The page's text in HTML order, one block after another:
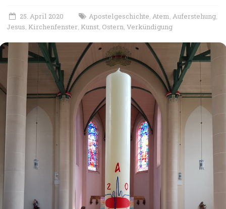
25. April 2020 Apostelgeschichte,Atem,Auferstehung,
Jesus, Kirchenfenster, Kunst, Ostern,Verkündigung